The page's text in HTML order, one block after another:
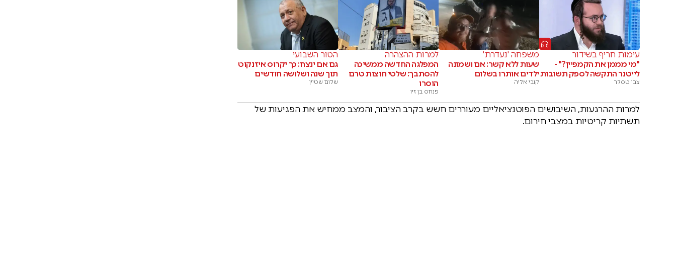
עימות חריף בשידור
"מי מממן את הקמפיין?" -
לייטנר התקשה לספק תשובות
צבי טסלר
משפחה 'נעדרת'
שעות ללא קשר: אם ושמונה
ילדים אותרו בשלום
קובי אליה
למרות ההצהרה
המפלגה החדשה ממשיכה
להסתבך: שלטי חוצות טרם
הוסרו
פנחס בן זיו
הטור השבועי
גם אם ינצח: כך יקרוס איזנקוט
תוך שנה ושלושה חודשים
שלום שטיין
למרות ההרגעות, השיבושים הפוטנציאליים מעוררים חשש בקרב הציבור, והמצב ממחיש את הפגיעות של
תשתיות קריטיות במצבי חירום.